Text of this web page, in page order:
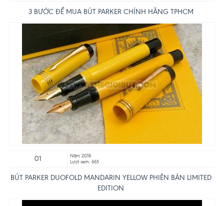
3 BƯỚC ĐỂ MUA BÚT PARKER CHÍNH HÃNG TPHCM
01
Năm 2018
Lượt xem: 665
BÚT PARKER DUOFOLD MANDARIN YELLOW PHIÊN BẢN LIMITED
EDITION